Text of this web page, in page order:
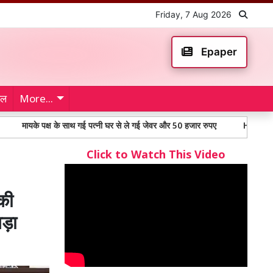
Friday, 7 Aug 2026
Epaper
More...
पक्ष के साथ गई पत्नी घर से ले गई जेवर और 50 हजार रुपए Hanumangarh
Click to Watch This Video